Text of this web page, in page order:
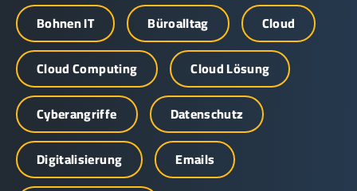
Bohnen IT
Büroalltag
Cloud
Cloud Computing
Cloud Lösung
Cyberangriffe
Datenschutz
Digitalisierung
Emails